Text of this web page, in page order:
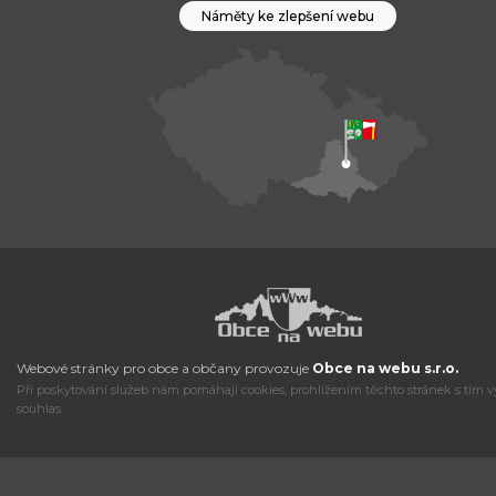
Náměty ke zlepšení webu
Webové stránky pro obce a občany provozuje Obce na webu s.r.o.
Při poskytování služeb nám pomáhají cookies, prohlížením těchto stránek s tím
souhlas.